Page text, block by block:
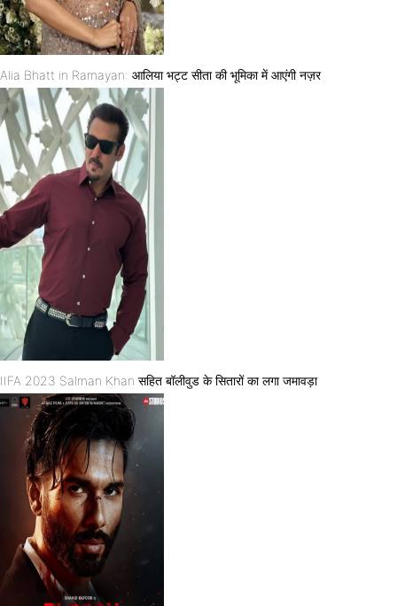
Alia Bhatt in Ramayan: आलिया भट्ट सीता की भूमिका में आएंगी नज़र
IIFA 2023 Salman Khan सहित बॉलीवुड के सितारों का लगा जमावड़ा